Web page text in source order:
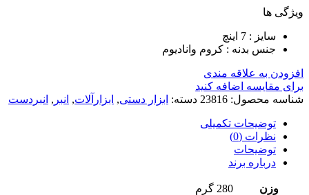
ویژگی ها
سایز : 7 اینچ
جنس بدنه : کروم وانادیوم
افزودن به علاقه مندی
برای مقایسه اضافه کنید
شناسه محصول: 23816 دسته: ابزار دستی, ابزارآلات, انبر , انبردست
توضیحات تکمیلی
نظرات (0)
توضیحات
درباره برند
وزن 280 گرم